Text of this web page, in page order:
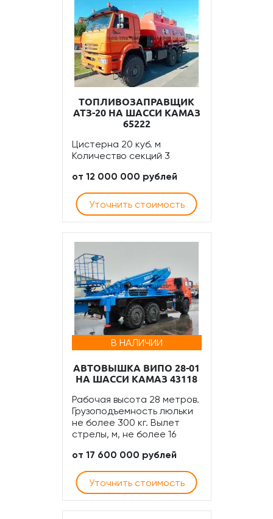
ТОПЛИВОЗАПРАВЩИК
АТЗ-20 НА ШАССИ КАМАЗ
65222
Цистерна 20 куб. м
Количество секций 3
от 12 000 000 рублей
Уточнить стоимость
В НАЛИЧИИ
АВТОВЫШКА ВИПО 28-01
НА ШАССИ КАМАЗ 43118
Рабочая высота 28 метров.
Грузоподъемность люльки
не более 300 кг. Вылет
стрелы, м, не более 16
от 17 600 000 рублей
Уточнить стоимость